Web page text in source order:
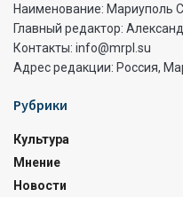
Наименование: Мариуполь
Главный редактор:
Контакты: info@mrpl.su
Адрес редакции: Россия,
Рубрики
Культура
Мнение
Новости